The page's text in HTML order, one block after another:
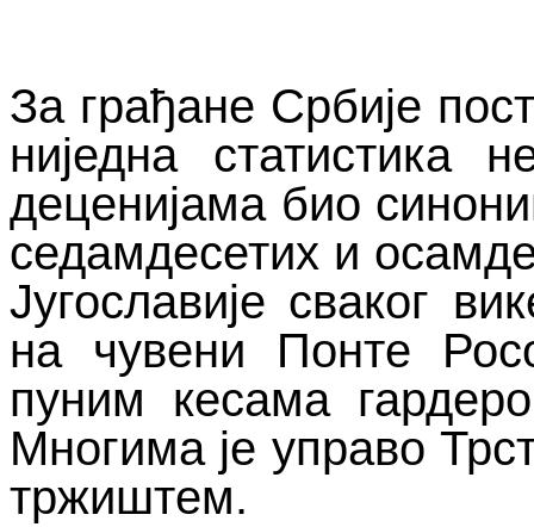
За грађане Србије
ниједна статистика
деценијама био
седамдесетих и
Југославије сваког
на чувени Понте
пуним кесама
Многима је управо
тржиштем.